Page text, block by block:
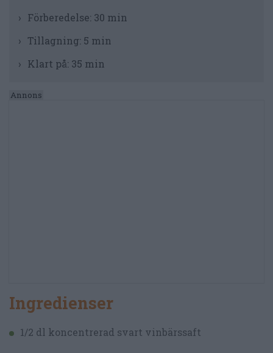
Förberedelse: 30 min
Tillagning: 5 min
Klart på: 35 min
Ingredienser
1/2 dl koncentrerad svart vinbärssaft